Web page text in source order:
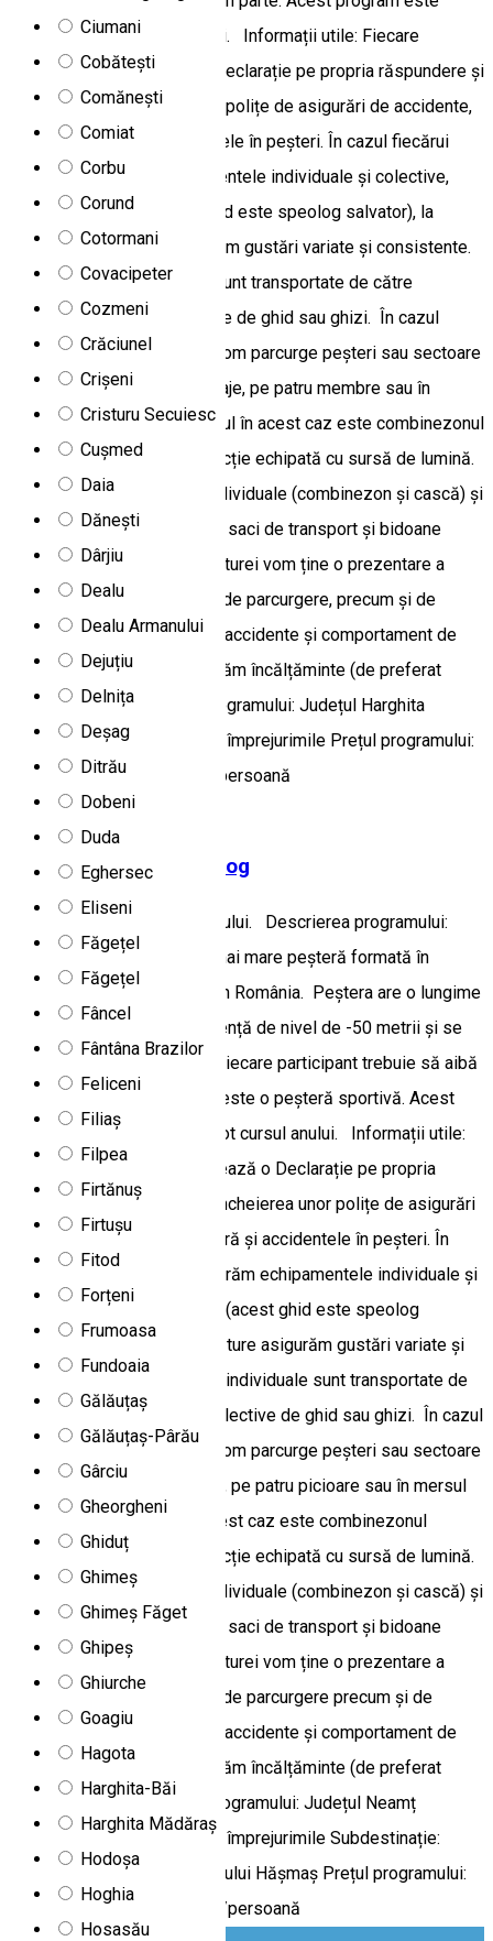
Ciumani
Cobătești
Comănești
Comiat
Corbu
Corund
Cotormani
Covacipeter
Cozmeni
Crăciunel
Crișeni
Cristuru Secuiesc
Cușmed
Daia
Dănești
Dârjiu
Dealu
Dealu Armanului
Dejuțiu
Delnița
Deșag
Ditrău
Dobeni
Duda
Eghersec
Eliseni
Făgețel
Făgețel
Fâncel
Fântâna Brazilor
Feliceni
Filiaș
Filpea
Firtănuș
Firtușu
Fitod
Forțeni
Frumoasa
Fundoaia
Gălăuțaș
Gălăuțaș-Pârău
Gârciu
Gheorgheni
Ghiduț
Ghimeș
Ghimeș Făget
Ghipeș
Ghiurche
Goagiu
Hagota
Harghita-Băi
Harghita Mădăraș
Hodoșa
Hoghia
Hosasău
disponibil în tot cursul anului. Informații utile: Fiecare
participant completează o Declarație pe propria răspundere și
vă sugerăm încheierea unor polițe de asigurări de accidente,
care să acoperă și accidentele în peșteri. În cazul fiecărui
program asigurăm echipamentele individuale și colective,
ghidul de peșteră (acest ghid este speolog salvator), la
mijlocul fiecărei ture asigurăm gustări variate și consistente.
Echipamentele individuale sunt transportate de către
participanți, iar cele colective de ghid sau ghizi. În cazul
programelor de speologie vom parcurge peșteri sau sectoare
de peșteri în târâșuri, ramonaje, pe patru membre sau în
mersul piticului. Echipamentul în acest caz este combinezonul
speologic și casca de protecție echipată cu sursă de lumină.
Asigurăm echipamentele individuale (combinezon și cască) și
colective (corzi, carabiniere, saci de transport și bidoane
etanș). Înainte de începerea turei vom ține o prezentare a
echipamentelor, a tehnicilor de parcurgere, precum și de
comportament preventiv de accidente și comportament de
protecție a naturii. Nu asigurăm încălțăminte (de preferat
cizme de cauciuc). Locul programului: Județul Harghita
Microregiune: Gheorgheni și împrejurimile Prețul programului:
min. 4 persoane – 50 RON/persoană
Program turistic
Vizită la Peștera Toșorog
Întâlnire cu ghidul la fața locului. Descrierea programului:
Această peșteră este cea mai mare peșteră formată în
conglomerate calcaroase din România. Peștera are o lungime
totală de 400 metrii, o diferență de nivel de -50 metrii și se
parcurge în totalitate târâș. Fiecare participant trebuie să aibă
condiție fizică bună fiindcă este o peșteră sportivă. Acest
program este disponibil în tot cursul anului. Informații utile:
Fiecare participant completează o Declarație pe propria
răspundere și vă sugerăm încheierea unor polițe de asigurări
de accidente, care să acoperă și accidentele în peșteri. În
cazul fiecărui program asigurăm echipamentele individuale și
colective, ghidul de peșteră (acest ghid este speolog
salvator), la mijlocul fiecărei ture asigurăm gustări variate și
consistente. Echipamentele individuale sunt transportate de
către participanți, iar cele colective de ghid sau ghizi. În cazul
programelor de speologie vom parcurge peșteri sau sectoare
de peșteri în târâș, ramonaje, pe patru picioare sau în mersul
piticului. Echipamentul în acest caz este combinezonul
speologic și casca de protecție echipată cu sursă de lumină.
Asigurăm echipamentele individuale (combinezon și cască) și
colective (corzi, carabiniere, saci de transport și bidoane
etanș). Înainte de începerea turei vom ține o prezentare a
echipamentelor, a tehnicilor de parcurgere precum și de
comportament preventiv de accidente și comportament de
protecție a naturii. Nu asigurăm încălțăminte (de preferat
cizme de cauciuc). Locul programului: Județul Neamț
Microregiune: Gheorgheni și împrejurimile Subdestinație:
Parcul Național Cheile Bicazului Hășmaș Prețul programului:
min. 5 persoane – 150 RON/persoană